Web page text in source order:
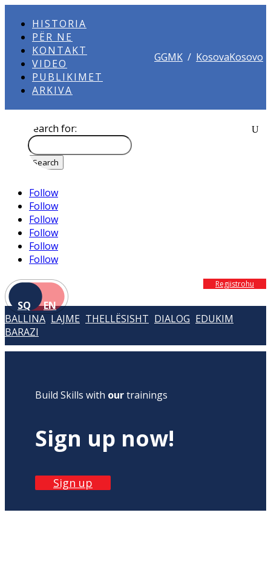
HISTORIA
PËR NE
KONTAKT
VIDEO
PUBLIKIMET
ARKIVA
GGMK / KosovaKosovo
Search for:
Follow
Follow
Follow
Follow
Follow
Follow
SQ EN
Regjistrohu
BALLINA LAJME THELLËSISHT DIALOG EDUKIM
BARAZI
Build Skills with ourtrainings
Sign up now!
Sign up